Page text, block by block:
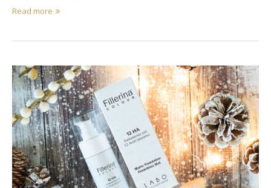
Read more